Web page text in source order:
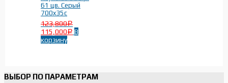
61 цв. Серый
700x35c
123,800Р
115,000 Р В
корзину
ВЫБОР ПО ПАРАМЕТРАМ